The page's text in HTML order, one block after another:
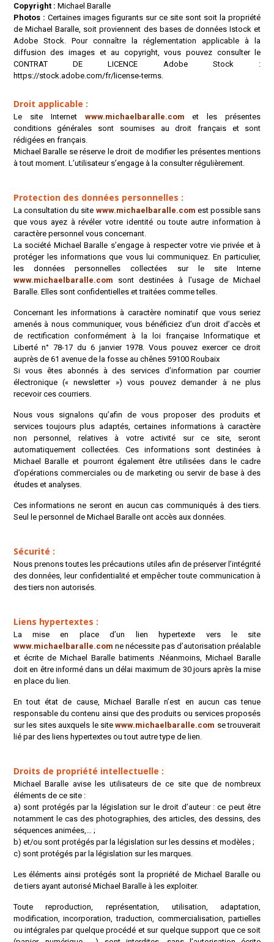
Copyright : Michael Baralle
Photos : Certaines images figurants sur ce site sont soit la propriété
de Michael Baralle, soit proviennent des bases de données Istock et
Adobe Stock. Pour connaître la réglementation applicable à la
diffusion des images et au copyright, vous pouvez consulter le
CONTRAT DE LICENCE Adobe Stock :
https://stock.adobe.com/fr/license-terms.
Droit applicable :
Le site Internet www.michaelbaralle.com et les présentes
conditions générales sont soumises au droit français et sont
rédigées en français.
Michael Baralle se réserve le droit de modifier les présentes mentions
à tout moment. L’utilisateur s’engage à la consulter régulièrement.
Protection des données personnelles :
La consultation du site www.michaelbaralle.com est possible sans
que vous ayez à révéler votre identité ou toute autre information à
caractère personnel vous concernant.
La société Michael Baralle s’engage à respecter votre vie privée et à
protéger les informations que vous lui communiquez. En particulier,
les données personnelles collectées sur le site Interne
www.michaelbaralle.com sont destinées à l’usage de Michael
Baralle. Elles sont confidentielles et traitées comme telles.
Concernant les informations à caractère nominatif que vous seriez
amenés à nous communiquer, vous bénéficiez d’un droit d’accès et
de rectification conformément à la loi française Informatique et
Liberté n° 78-17 du 6 janvier 1978. Vous pouvez exercer ce droit
auprès de 61 avenue de la fosse au chênes 59100 Roubaix
Si vous êtes abonnés à des services d’information par courrier
électronique (« newsletter ») vous pouvez demander à ne plus
recevoir ces courriers.
Nous vous signalons qu’afin de vous proposer des produits et
services toujours plus adaptés, certaines informations à caractère
non personnel, relatives à votre activité sur ce site, seront
automatiquement collectées. Ces informations sont destinées à
Michael Baralle et pourront également être utilisées dans le cadre
d’opérations commerciales ou de marketing ou servir de base à des
études et analyses.
Ces informations ne seront en aucun cas communiqués à des tiers.
Seul le personnel de Michael Baralle ont accès aux données.
Sécurité :
Nous prenons toutes les précautions utiles afin de préserver l’intégrité
des données, leur confidentialité et empêcher toute communication à
des tiers non autorisés.
Liens hypertextes :
La mise en place d’un lien hypertexte vers le site
www.michaelbaralle.com ne nécessite pas d’autorisation préalable
et écrite de Michael Baralle batiments .Néanmoins, Michael Baralle
doit en être informé dans un délai maximum de 30 jours après la mise
en place du lien.
En tout état de cause, Michael Baralle n’est en aucun cas tenue
responsable du contenu ainsi que des produits ou services proposés
sur les sites auxquels le sitewww.michaelbaralle.com se trouverait
lié par des liens hypertextes ou tout autre type de lien.
Droits de propriété intellectuelle :
Michael Baralle avise les utilisateurs de ce site que de nombreux
éléments de ce site :
a) sont protégés par la législation sur le droit d’auteur : ce peut être
notamment le cas des photographies, des articles, des dessins, des
séquences animées,… ;
b) et/ou sont protégés par la législation sur les dessins et modèles ;
c) sont protégés par la législation sur les marques.
Les éléments ainsi protégés sont la propriété de Michael Baralle ou
de tiers ayant autorisé Michael Baralle à les exploiter.
Toute reproduction, représentation, utilisation, adaptation,
modification, incorporation, traduction, commercialisation, partielles
ou intégrales par quelque procédé et sur quelque support que ce soit